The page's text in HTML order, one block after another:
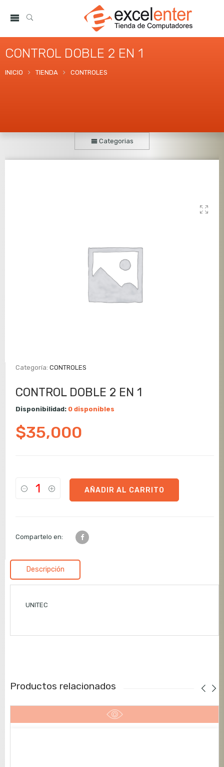
CONTROL DOBLE 2 EN 1
INICIO TIENDA CONTROLES
Categorias
Categoría:CONTROLES
CONTROL DOBLE 2 EN 1
Disponibilidad: 0 disponibles
$35,000
AÑADIR AL CARRITO
Compartelo en:
Descripción
UNITEC
Productos relacionados